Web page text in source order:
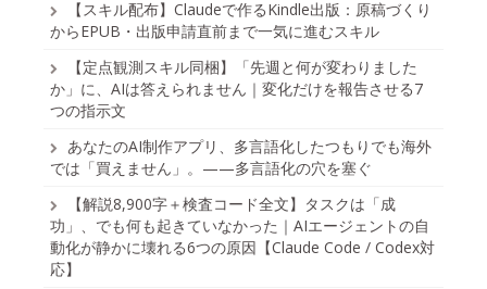
【スキル配布】Claudeで作るKindle出版：原稿づくり
からEPUB・出版申請直前まで一気に進むスキル
【定点観測スキル同梱】「先週と何が変わりました
か」に、AIは答えられません｜変化だけを報告させる7
つの指示文
あなたのAI制作アプリ、多言語化したつもりでも海外
では「買えません」。——多言語化の穴を塞ぐ
【解説8,900字＋検査コード全文】タスクは「成
功」、でも何も起きていなかった｜AIエージェントの自
動化が静かに壊れる6つの原因【Claude Code / Codex対
応】